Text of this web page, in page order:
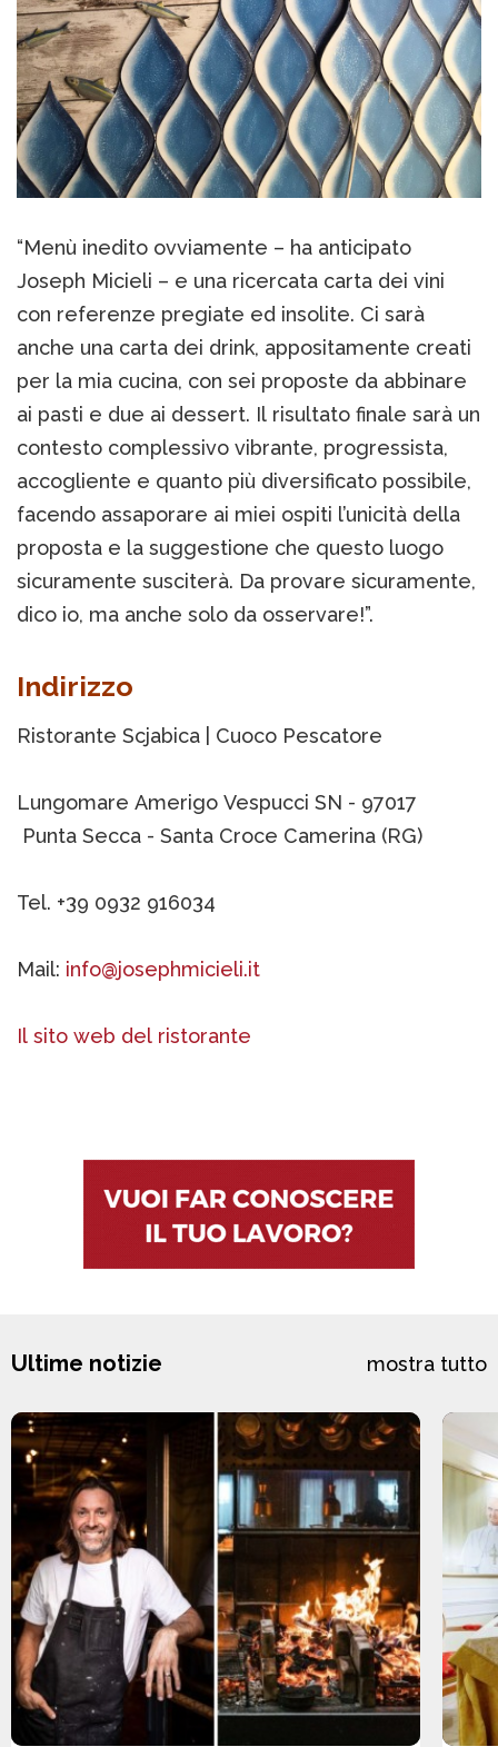
“Menù inedito ovviamente – ha anticipato
Joseph Micieli – e una ricercata carta dei vini
con referenze pregiate ed insolite. Ci sarà
anche una carta dei drink, appositamente creati
per la mia cucina, con sei proposte da abbinare
ai pasti e due ai dessert. Il risultato finale sarà un
contesto complessivo vibrante, progressista,
accogliente e quanto più diversificato possibile,
facendo assaporare ai miei ospiti l’unicità della
proposta e la suggestione che questo luogo
sicuramente susciterà. Da provare sicuramente,
dico io, ma anche solo da osservare!”.
Indirizzo
Ristorante Scjabica | Cuoco Pescatore
Lungomare Amerigo Vespucci SN - 97017
Punta Secca - Santa Croce Camerina (RG)
Tel. +39 0932 916034
Mail: info@josephmicieli.it
Il sito web del ristorante
Ultime notizie mostra tutto